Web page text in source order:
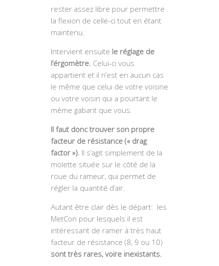
rester assez libre pour permettre
la flexion de celle-ci tout en étant
maintenu.
Intervient ensuite le réglage de
l’érgomètre. Celui-ci vous
appartient et il n’est en aucun cas
le même que celui de votre voisine
ou votre voisin qui a pourtant le
même gabarit que vous.
Il faut donc trouver son propre
facteur de résistance (« drag
factor »). Il s’agit simplement de la
molette située sur le côté de la
roue du rameur, qui permet de
régler la quantité d’air.
Autant être clair dès le départ: les
MetCon pour lesquels il est
intéressant de ramer à très haut
facteur de résistance (8, 9 ou 10)
sont très rares, voire inexistants.